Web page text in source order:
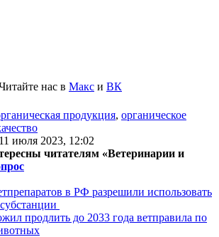
нас в Макс и ВК
продукция, органическое
11 июля 2023, 12:02
читателям «Ветеринарии и
в РФ разрешили использовать
продлить до 2033 года ветправила по